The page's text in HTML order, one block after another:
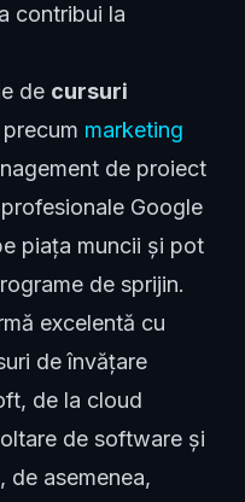
contribui la
de cursuri
marketing
de proiect
Google
piața muncii și pot
de sprijin.
excelentă cu
de învățare
de la cloud
de software și
de asemenea,